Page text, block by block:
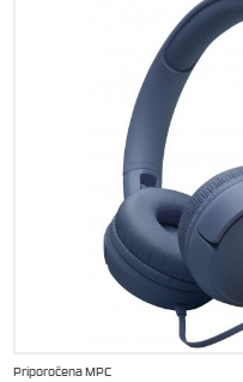
Priporočena MPC